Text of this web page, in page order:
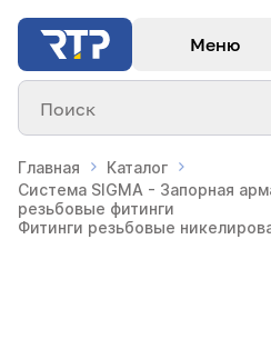
Меню
Поиск
Главная
Каталог
Система SIGMA - Запорная
резьбовые фитинги
Фитинги резьбовые